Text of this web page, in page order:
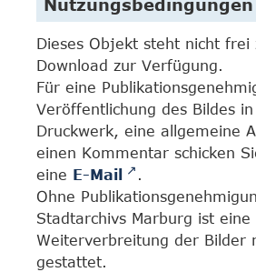
Nutzungsbedingungen
Dieses Objekt steht nicht frei
Download zur Verfügung.
Für eine
Veröffentlichung des Bildes
Druckwerk, eine allgemeine
einen Kommentar schicken
eine E-Mail
.
Ohne
Stadtarchivs Marburg ist eine
Weiterverbreitung der Bilder
gestattet.